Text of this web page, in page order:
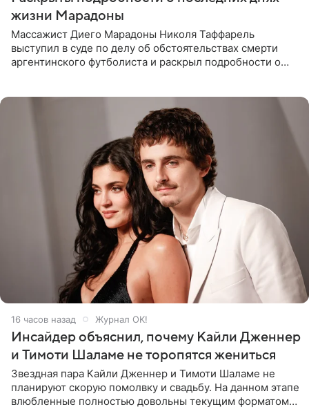
жизни Марадоны
Массажист Диего Марадоны Николя Таффарель
выступил в суде по делу об обстоятельствах смерти
аргентинского футболиста и раскрыл подробности о
16 часов назад Журнал OK!
Инсайдер объяснил, почему Кайли Дженнер
и Тимоти Шаламе не торопятся жениться
Звездная пара Кайли Дженнер и Тимоти Шаламе не
планируют скорую помолвку и свадьбу. На данном этапе
влюбленные полностью довольны текущим форматом